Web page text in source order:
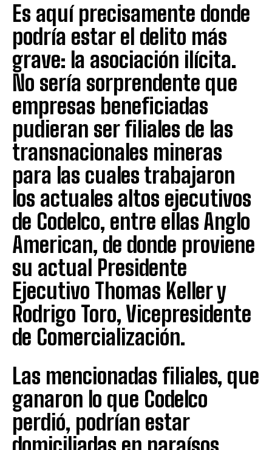
Es aquí precisamente donde
podría estar el delito más
grave: la asociación ilícita.
No sería sorprendente que
empresas beneficiadas
pudieran ser filiales de las
transnacionales mineras
para las cuales trabajaron
los actuales altos ejecutivos
de Codelco, entre ellas Anglo
American, de donde proviene
su actual Presidente
Ejecutivo Thomas Keller y
Rodrigo Toro, Vicepresidente
de Comercialización.
Las mencionadas filiales, que
ganaron lo que Codelco
perdió, podrían estar